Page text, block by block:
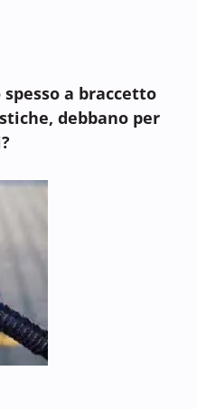
a braccetto
debbano per